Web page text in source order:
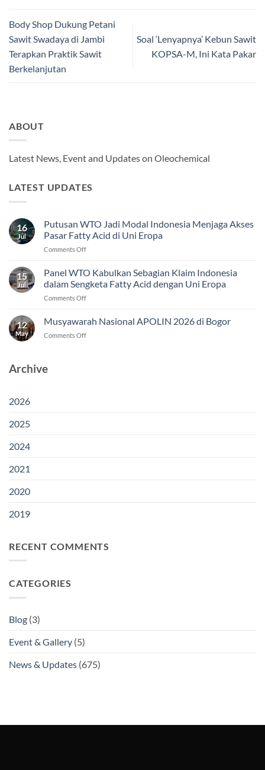
Body Shop Dukung Petani
Sawit Swadaya di Jambi
Terapkan Praktik Sawit
Berkelanjutan
Soal ‘Lenyapnya’ Kebun Sawit
KOPSA-M, Ini Kata Pakar
ABOUT
Latest News, Event and Updates on Oleochemical
LATEST UPDATES
16
Jul
Putusan WTO Jadi Modal Indonesia Menjaga Akses
Pasar Fatty Acid di Uni Eropa
Comments Offon
WTO
Jadi
Modal
Indonesia
Akses
15
Jul
Panel WTO Kabulkan Sebagian Klaim Indonesia
dalam Sengketa Fatty Acid dengan Uni Eropa
Comments Offon
WTO
Kabulkan
Sebagian
12
May
Musyawarah Nasional APOLIN 2026 di Bogor
Comments Offon
Archive
2026
2025
2024
2021
2020
2019
RECENT COMMENTS
CATEGORIES
Blog (3)
Event & Gallery (5)
News & Updates (675)